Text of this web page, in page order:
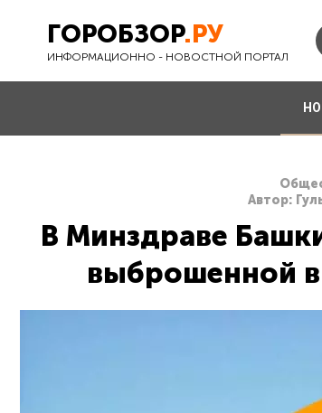
ГОРОБЗОР.РУ
ИНФОРМАЦИОННО - НОВОСТНОЙ ПОРТАЛ
Автор:
В Минздраве
выброшенной в